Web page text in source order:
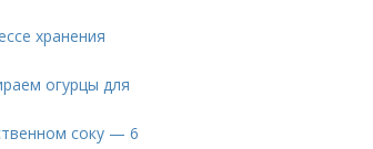
хранения
огурцы для
соку — 6